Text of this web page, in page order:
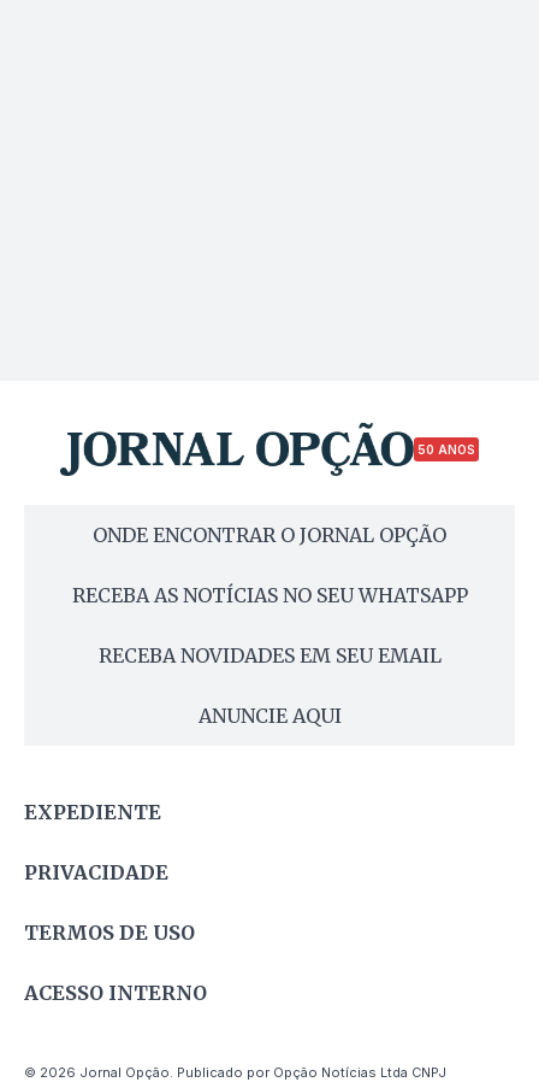
50 ANOS
ONDE ENCONTRAR O JORNAL OPÇÃO
RECEBA AS NOTÍCIAS NO SEU WHATSAPP
RECEBA NOVIDADES EM SEU EMAIL
ANUNCIE AQUI
EXPEDIENTE
PRIVACIDADE
TERMOS DE USO
ACESSO INTERNO
© 2026 Jornal Opção. Publicado por Opção Notícias Ltda CNPJ